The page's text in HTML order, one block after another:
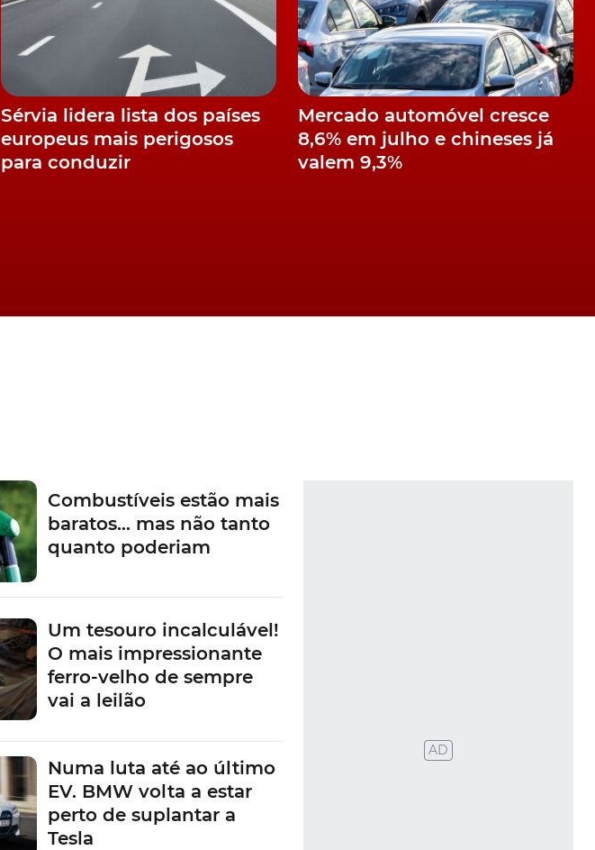
Sérvia lidera lista dos países
europeus mais perigosos
para conduzir
Mercado automóvel cresce
8,6% em julho e chineses já
valem 9,3%
Combustíveis estão mais
baratos… mas não tanto
quanto poderiam
Um tesouro incalculável!
O mais impressionante
ferro-velho de sempre
vai a leilão
Numa luta até ao último
EV. BMW volta a estar
perto de suplantar a
Tesla